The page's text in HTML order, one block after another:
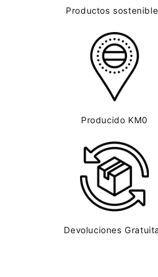
Productos
Producido KM0
Devoluciones